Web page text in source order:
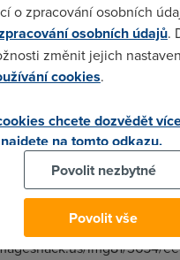
..jeste ze mam
veci resit ...preju vam
netu dostala i k vam
nic prijemnyho
11:32:20)
mít i od TELECOMU stačí
tarif za 399 Uplně stačí
a při dnešních cenách vás to
img81/3654/
o zpracování osobních
osobních údajů.
změnit jejich
cookies.
chcete dozvědět
na tomto odkazu.
Povolit nezbytné
Povolit vše